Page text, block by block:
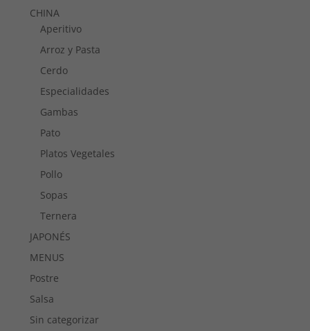
CHINA
Aperitivo
Arroz y Pasta
Cerdo
Especialidades
Gambas
Pato
Platos Vegetales
Pollo
Sopas
Ternera
JAPONÉS
MENUS
Postre
Salsa
Sin categorizar